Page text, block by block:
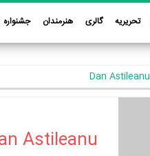
تحریریه گالری هنرمندان جشنواره
Dan Astileanu